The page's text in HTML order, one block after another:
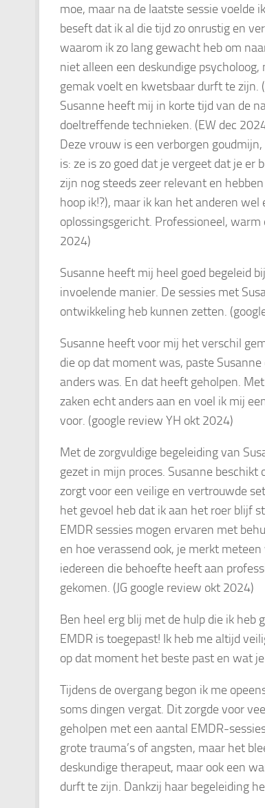
moe, maar na de laatste sessie voelde
beseft dat ik al die tijd zo onrustig en
waarom ik zo lang gewacht heb om
niet alleen een deskundige
gemak voelt en kwetsbaar durft te zijn.
Susanne heeft mij in korte tijd van de
doeltreffende technieken. (EW dec
Deze vrouw is een verborgen
is: ze is zo goed dat je vergeet dat je er
zijn nog steeds zeer relevant en
hoop ik!?), maar ik kan het anderen
oplossingsgericht. Professioneel,
2024)
Susanne heeft mij heel goed begeleid
invoelende manier. De sessies met
ontwikkeling heb kunnen zetten.
Susanne heeft voor mij het verschil
die op dat moment was, paste
anders was. En dat heeft geholpen.
zaken echt anders aan en voel ik mij
voor. (google review YH okt 2024)
Met de zorgvuldige begeleiding van
gezet in mijn proces. Susanne
zorgt voor een veilige en vertrouwde
het gevoel heb dat ik aan het roer blijf
EMDR sessies mogen ervaren met
en hoe verassend ook, je merkt
iedereen die behoefte heeft aan
gekomen. (JG google review okt 2024)
Ben heel erg blij met de hulp die ik heb
EMDR is toegepast! Ik heb me altijd
op dat moment het beste past en wat
Tijdens de overgang begon ik me
soms dingen vergat. Dit zorgde voor
geholpen met een aantal EMDR-
grote trauma’s of angsten, maar het
deskundige therapeut, maar ook een
durft te zijn. Dankzij haar begeleiding